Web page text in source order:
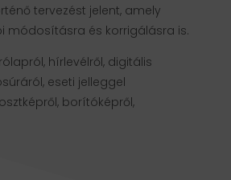
tervezést jelent, amely
módosításra és korrigálásra is.
hírlevélről, digitális
eseti jelleggel
borítóképről,